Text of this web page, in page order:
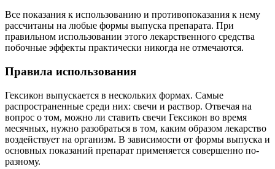
Все показания к использованию и противопоказания к нему
рассчитаны на любые формы выпуска препарата. При
правильном использовании этого лекарственного средства
побочные эффекты практически никогда не отмечаются.
Правила использования
Гексикон выпускается в нескольких формах. Самые
распространенные среди них: свечи и раствор. Отвечая на
вопрос о том, можно ли ставить свечи Гексикон во время
месячных, нужно разобраться в том, каким образом лекарство
воздействует на организм. В зависимости от формы выпуска и
основных показаний препарат применяется совершенно по-
разному.